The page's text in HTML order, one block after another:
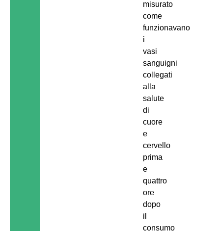
misurato
come
funzionavano
i
vasi
sanguigni
collegati
alla
salute
di
cuore
e
cervello
prima
e
quattro
ore
dopo
il
consumo